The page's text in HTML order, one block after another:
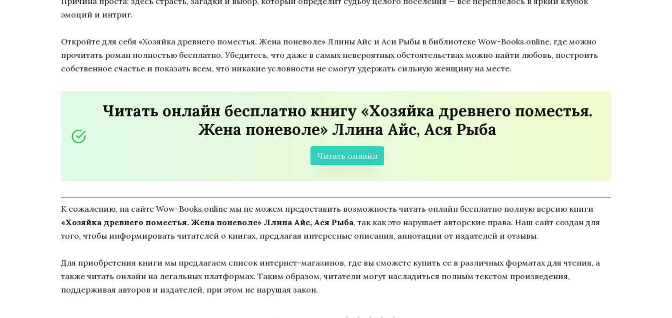
эмоций и интриг.
Откройте для себя «Хозяйка древнего поместья. Жена поневоле» Ллины Айс и Аси Рыбы в библиотеке Wow-Books.online, где можно
прочитать роман полностью бесплатно. Убедитесь, что даже в самых невероятных обстоятельствах можно найти любовь, построить
собственное счастье и показать всем, что никакие условности не смогут удержать сильную женщину на месте.
Читать онлайн бесплатно книгу «Хозяйка древнего поместья.
Жена поневоле» Ллина Айс, Ася Рыба
Читать онлайн
К сожалению, на сайте Wow-Books.online мы не можем предоставить возможность читать онлайн бесплатно полную версию книги
«Хозяйка древнего поместья. Жена поневоле» Ллина Айс, Ася Рыба, так как это нарушает авторские права. Наш сайт создан для
того, чтобы информировать читателей о книгах, предлагая интересные описания, аннотации от издателей и отзывы.
Для приобретения книги мы предлагаем список интернет-магазинов, где вы сможете купить ее в различных форматах для чтения, а
также читать онлайн на легальных платформах. Таким образом, читатели могут насладиться полным текстом произведения,
поддерживая авторов и издателей, при этом не нарушая закон.